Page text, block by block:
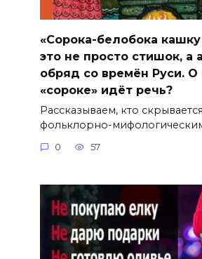
«Сорока-белобока
это не просто стишок, а
обряд со времён Руси. О
«сороке» идёт речь?
Рассказываем, кто
фольклорно-
0 57